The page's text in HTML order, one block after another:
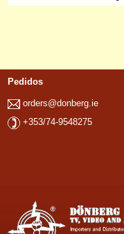
Pedidos
orders@donberg.ie
+353/74-9548275